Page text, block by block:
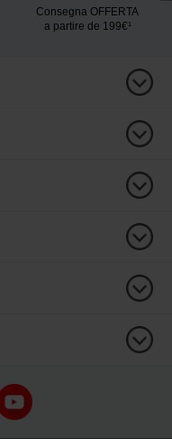
Consegna OFFERTA
a partire de 199€¹